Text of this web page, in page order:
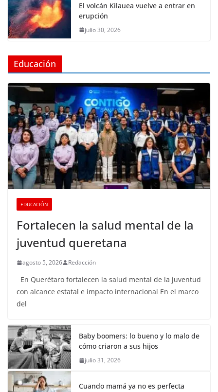
El volcán Kilauea vuelve a entrar en
erupción
julio 30, 2026
Educación
EDUCACIÓN
Fortalecen la salud mental de la
juventud queretana
agosto 5, 2026 Redacción
En Querétaro fortalecen la salud mental de la juventud
con alcance estatal e impacto internacional En el marco
del
Baby boomers: lo bueno y lo malo de
cómo criaron a sus hijos
julio 31, 2026
Cuando mamá ya no es perfecta